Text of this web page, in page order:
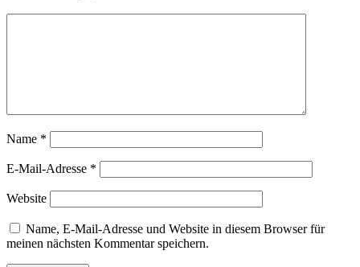
Name *
E-Mail-Adresse *
Website
Name, E-Mail-Adresse und Website in diesem Browser für
meinen nächsten Kommentar speichern.